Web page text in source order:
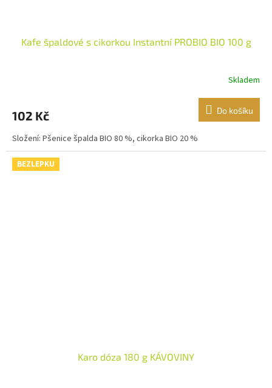
Kafe špaldové s cikorkou Instantní PROBIO BIO 100 g
Skladem
102 Kč Do košíku
Složení: Pšenice špalda BIO 80 %, cikorka BIO 20 %
BEZLEPKU
Karo dóza 180 g KÁVOVINY